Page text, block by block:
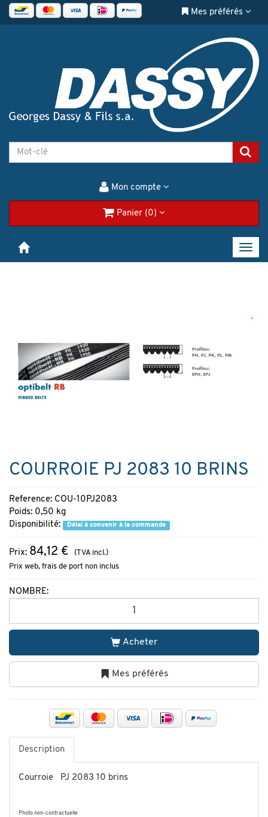
Mes préférés
Mon compte
Panier (0)
COURROIE PJ 2083 10 BRINS
Reference: COU-10PJ2083
Poids: 0,50 kg
Disponibilité:
Délai à convenir à la commande
Prix: 84,12 €
(TVA incl.)
Prix web, frais de port non inclus
NOMBRE:
Acheter
Mes préférés
Description
Courroie PJ 2083 10 brins
Photo non-contractuelle